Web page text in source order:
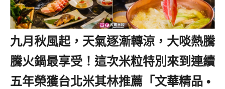
九月秋風起，天氣逐漸轉涼，大啖熱騰
騰火鍋最享受！這次米粒特別來到連續
五年榮獲台北米其林推薦「文華精品 •